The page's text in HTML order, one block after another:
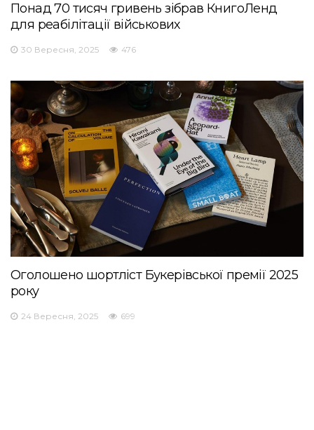
Понад 70 тисяч гривень зібрав КнигоЛенд
для реабілітації військових
30 Вересня, 2025 476
Оголошено шортліст Букерівської премії 2025
року
24 Вересня, 2025 699